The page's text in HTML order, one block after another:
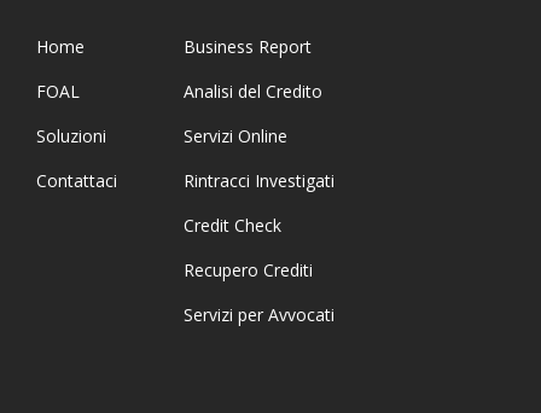
Home
FOAL
Soluzioni
Contattaci
Business Report
Analisi del Credito
Servizi Online
Rintracci Investigati
Credit Check
Recupero Crediti
Servizi per Avvocati